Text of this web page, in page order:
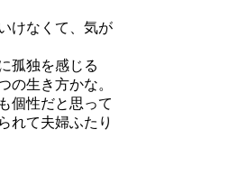
けなくて、気が
孤独を感じる
の生き方かな。
個性だと思って
れて夫婦ふたり